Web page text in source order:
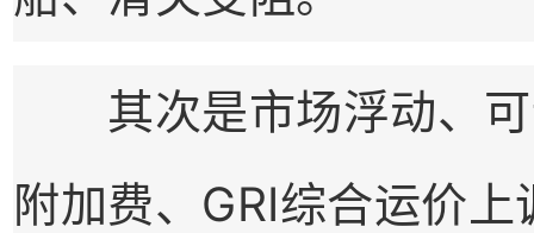
其次是市场浮动、可
附加费、GRI综合运价